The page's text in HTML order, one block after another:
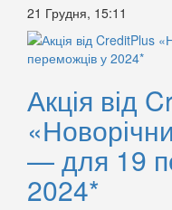
21 Грудня, 15:11
Акція від
— для 19
2024*